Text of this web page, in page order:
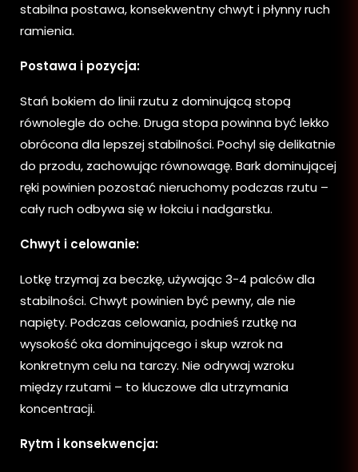
stabilna postawa, konsekwentny chwyt i płynny ruch
ramienia.
Postawa i pozycja:
Stań bokiem do linii rzutu z dominującą stopą
równolegle do oche. Druga stopa powinna być lekko
obrócona dla lepszej stabilności. Pochyl się delikatnie
do przodu, zachowując równowagę. Bark dominującej
ręki powinien pozostać nieruchomy podczas rzutu –
cały ruch odbywa się w łokciu i nadgarstku.
Chwyt i celowanie:
Lotkę trzymaj za beczkę, używając 3-4 palców dla
stabilności. Chwyt powinien być pewny, ale nie
napięty. Podczas celowania, podnieś rzutkę na
wysokość oka dominującego i skup wzrok na
konkretnym celu na tarczy. Nie odrywaj wzroku
między rzutami – to kluczowe dla utrzymania
koncentracji.
Rytm i konsekwencja: